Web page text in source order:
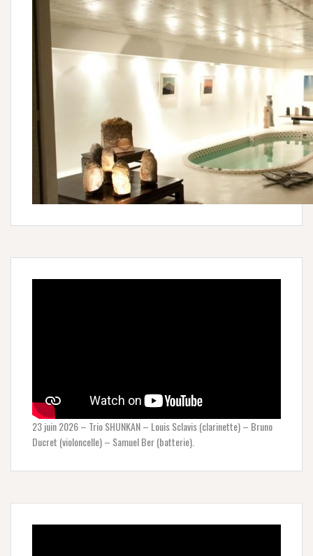
23 juin 2026 – Trio SHUNKAN – Louis Sclavis (clarinette) – Bruno
Ducret (violoncelle) – Samuel Ber (batterie).